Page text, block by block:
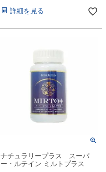
詳細を見る
ナチュラリープラス スーパ
ー・ルテイン ミルトプラス